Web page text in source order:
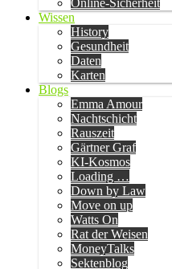
Online-Sicherheit
Wissen
History
Gesundheit
Daten
Karten
Blogs
Emma Amour
Nachtschicht
Rauszeit
Gärtner Graf
KI-Kosmos
Loading …
Down by Law
Move on up
Watts On
Rat der Weisen
MoneyTalks
Sektenblog